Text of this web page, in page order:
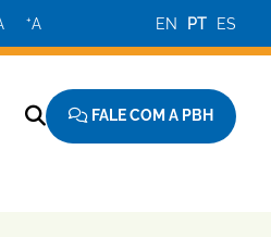
+A EN PT ES
FALE COM A PBH